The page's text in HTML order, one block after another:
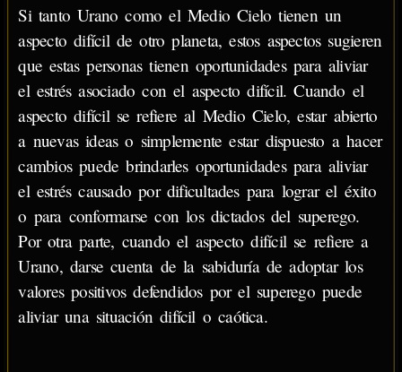
Si tanto Urano como el Medio Cielo tienen un
aspecto difícil de otro planeta, estos aspectos sugieren
que estas personas tienen oportunidades para aliviar
el estrés asociado con el aspecto difícil. Cuando el
aspecto difícil se refiere al Medio Cielo, estar abierto
a nuevas ideas o simplemente estar dispuesto a hacer
cambios puede brindarles oportunidades para aliviar
el estrés causado por dificultades para lograr el éxito
o para conformarse con los dictados del superego.
Por otra parte, cuando el aspecto difícil se refiere a
Urano, darse cuenta de la sabiduría de adoptar los
valores positivos defendidos por el superego puede
aliviar una situación difícil o caótica.